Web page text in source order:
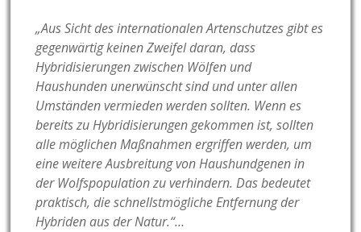
„Aus Sicht des internationalen Artenschutzes gibt es
gegenwärtig keinen Zweifel daran, dass
Hybridisierungen zwischen Wölfen und
Haushunden unerwünscht sind und unter allen
Umständen vermieden werden sollten. Wenn es
bereits zu Hybridisierungen gekommen ist, sollten
alle möglichen Maßnahmen ergriffen werden, um
eine weitere Ausbreitung von Haushundgenen in
der Wolfspopulation zu verhindern. Das bedeutet
praktisch, die schnellstmögliche Entfernung der
Hybriden aus der Natur.“…